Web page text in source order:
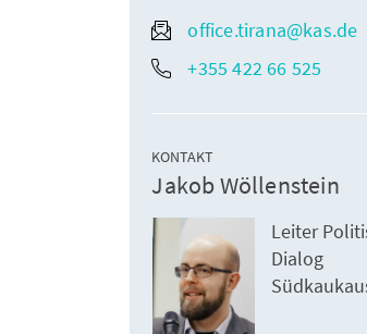
office.tirana@kas.de
+355 422 66 525
KONTAKT
Jakob Wöllenstein
Leiter
Dialog